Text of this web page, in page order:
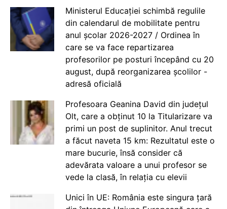
Ministerul Educației schimbă regulile
din calendarul de mobilitate pentru
anul școlar 2026-2027 / Ordinea în
care se va face repartizarea
profesorilor pe posturi începând cu 20
august, după reorganizarea școlilor -
adresă oficială
Profesoara Geanina David din județul
Olt, care a obținut 10 la Titularizare va
primi un post de suplinitor. Anul trecut
a făcut naveta 15 km: Rezultatul este o
mare bucurie, însă consider că
adevărata valoare a unui profesor se
vede la clasă, în relația cu elevii
Unici în UE: România este singura țară